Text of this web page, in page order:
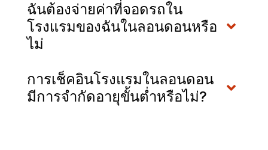
ฉันต้องจ่ายค่าที่จอดรถใน
โรงแรมของฉันในลอนดอนหรือ
ไม่
การเช็คอินโรงแรมในลอนดอน
มีการจำกัดอายุขั้นต่ำหรือไม่?